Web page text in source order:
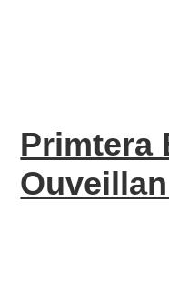
Primtera